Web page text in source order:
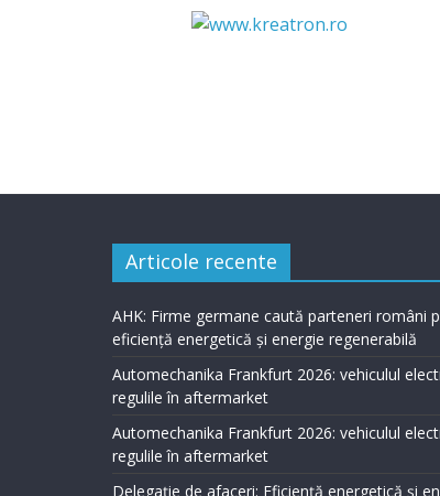
Articole recente
AHK: Firme germane caută parteneri români
eficiență energetică și energie regenerabilă
Automechanika Frankfurt 2026: vehiculul
regulile în aftermarket
Automechanika Frankfurt 2026: vehiculul
regulile în aftermarket
Delegație de afaceri: Eficiență energetică și